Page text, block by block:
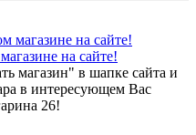
на сайте!
магазин" в шапке сайта и
в интересующем Вас
26!